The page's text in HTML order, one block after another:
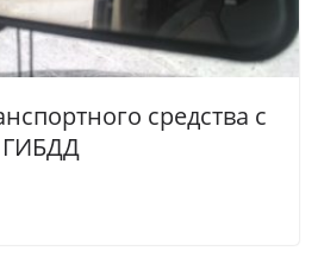
средства с
ГИБДД